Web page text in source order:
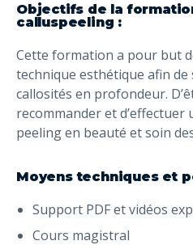
Objectifs de la
calluspeeling :
Cette formation a pour but
technique esthétique afin de
callosités en profondeur.
recommander et d’effectuer
peeling en beauté et soin
Moyens techniques et
Support PDF et vidéos
Cours magistral